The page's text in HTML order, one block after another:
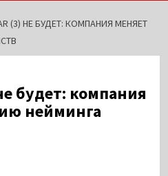
(3) НЕ БУДЕТ: КОМПАНИЯ МЕНЯЕТ
будет: компания
нейминга